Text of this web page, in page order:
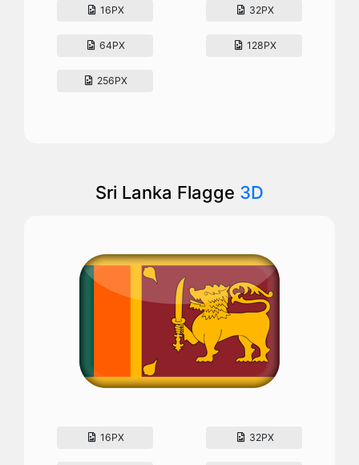
16PX 32PX
64PX 128PX
256PX
Sri Lanka Flagge 3D
16PX 32PX